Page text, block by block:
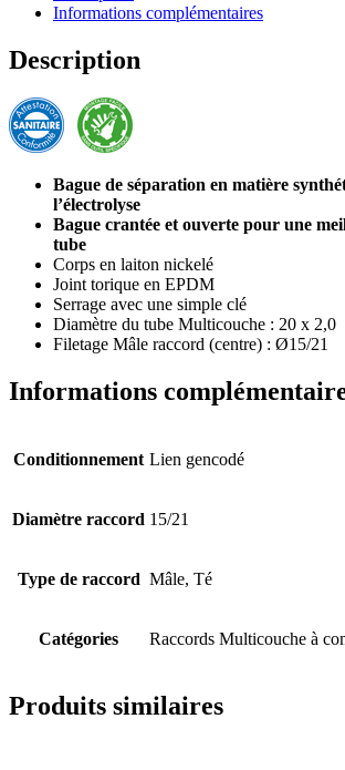
Informations complémentaires
Description
Bague de séparation en matière
l’électrolyse
Bague crantée et ouverte pour une
tube
Corps en laiton nickelé
Joint torique en EPDM
Serrage avec une simple clé
Diamètre du tube Multicouche : 20 x 2,0
Filetage Mâle raccord (centre) : Ø15/21
Informations
Conditionnement Lien gencodé
Diamètre raccord 15/21
Type de raccord Mâle, Té
Catégories Raccords Multicouche à
Produits similaires